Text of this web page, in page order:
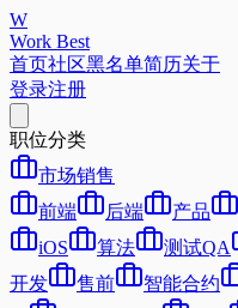
W
Work Best
首页社区黑名单简历关于
登录注册
职位分类
市场销售
前端
后端 产品
iOS
算法 测试QA
开发
售前 智能合约